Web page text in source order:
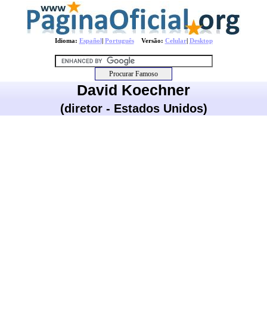
Idioma: Español| PortuguêsVersão: Celular| Desktop
David Koechner
(diretor - Estados Unidos)